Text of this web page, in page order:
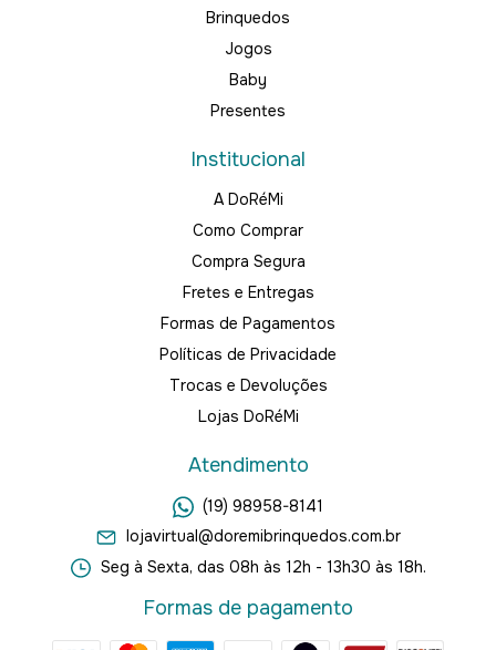
Brinquedos
Jogos
Baby
Presentes
Institucional
A DoRéMi
Como Comprar
Compra Segura
Fretes e Entregas
Formas de Pagamentos
Políticas de Privacidade
Trocas e Devoluções
Lojas DoRéMi
Atendimento
(19) 98958-8141
lojavirtual@doremibrinquedos.com.br
Seg à Sexta, das 08h às 12h - 13h30 às 18h.
Formas de pagamento